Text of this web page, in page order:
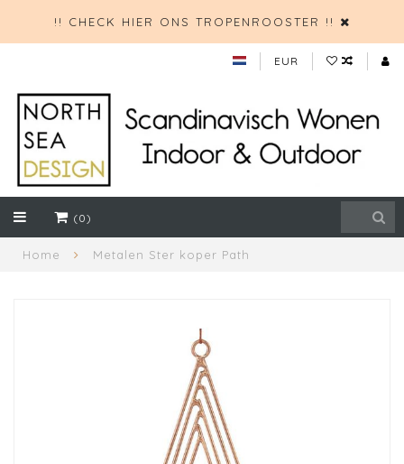
!! CHECK HIER ONS TROPENROOSTER !!
EUR
(0)
Home Metalen Ster koper Path